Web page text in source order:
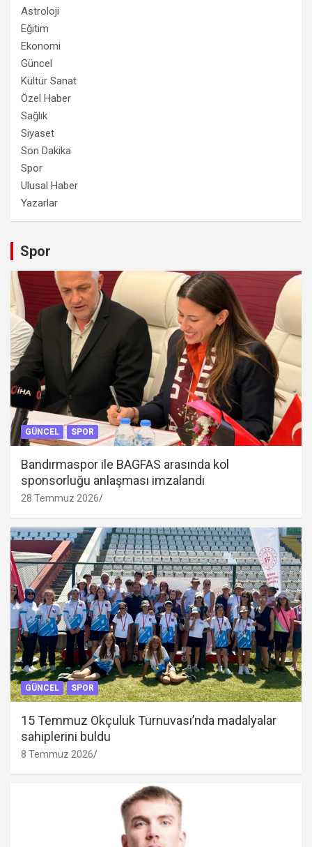
Astroloji
Eğitim
Ekonomi
Güncel
Kültür Sanat
Özel Haber
Sağlık
Siyaset
Son Dakika
Spor
Ulusal Haber
Yazarlar
Spor
GÜNCEL SPOR
Bandırmaspor ile BAGFAS arasında kol
sponsorluğu anlaşması imzalandı
28 Temmuz 2026
GÜNCEL SPOR
15 Temmuz Okçuluk Turnuvası’nda madalyalar
sahiplerini buldu
8 Temmuz 2026